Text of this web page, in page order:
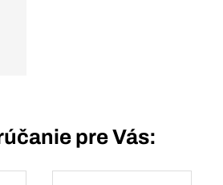
pre Vás: